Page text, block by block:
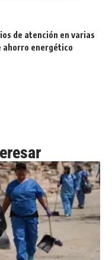
de atención en varias
ahorro energético